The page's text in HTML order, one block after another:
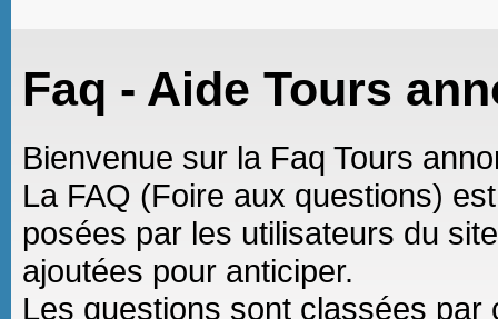
Faq - Aide Tours
Bienvenue sur la Faq Tours
La FAQ (Foire aux questions)
posées par les utilisateurs du
ajoutées pour anticiper.
Les questions sont classées